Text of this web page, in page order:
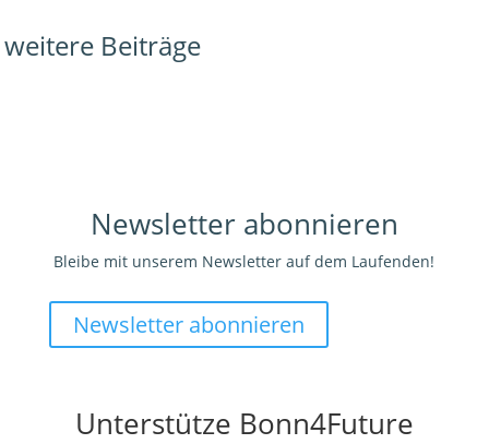
weitere Beiträge
Newsletter abonnieren
Bleibe mit unserem Newsletter auf dem Laufenden!
Newsletter abonnieren
Unterstütze Bonn4Future